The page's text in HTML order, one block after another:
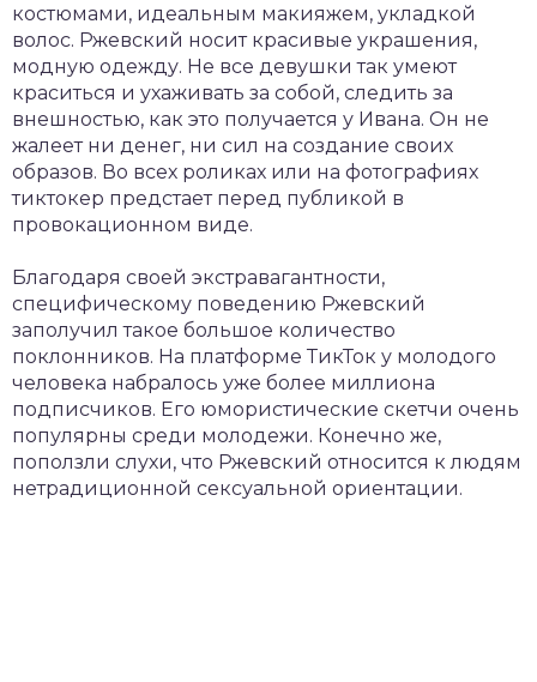
костюмами, идеальным макияжем, укладкой
волос. Ржевский носит красивые украшения,
модную одежду. Не все девушки так умеют
краситься и ухаживать за собой, следить за
внешностью, как это получается у Ивана. Он не
жалеет ни денег, ни сил на создание своих
образов. Во всех роликах или на фотографиях
тиктокер предстает перед публикой в
провокационном виде.
Благодаря своей экстравагантности,
специфическому поведению Ржевский
заполучил такое большое количество
поклонников. На платформе ТикТок у молодого
человека набралось уже более миллиона
подписчиков. Его юмористические скетчи очень
популярны среди молодежи. Конечно же,
поползли слухи, что Ржевский относится к людям
нетрадиционной сексуальной ориентации.